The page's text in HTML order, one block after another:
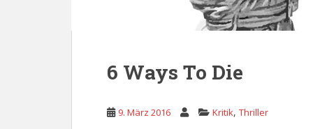
6 Ways To Die
9. März 2016 Kritik, Thriller